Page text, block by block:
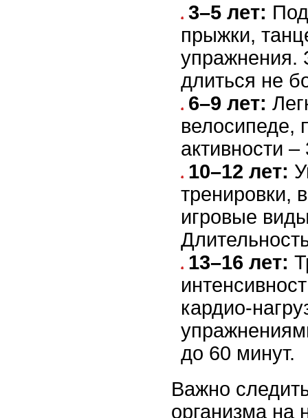
3–5 лет:
прыжки,
упражнения.
длиться не
6–9 лет:
велосипеде,
активности
10–12 лет:
тренировки,
игровые
13–16 лет:
кардио-
до 60 минут.
Важно
организма на